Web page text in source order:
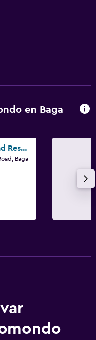
en Baga
Hiline Hotels And Resorts
Baga